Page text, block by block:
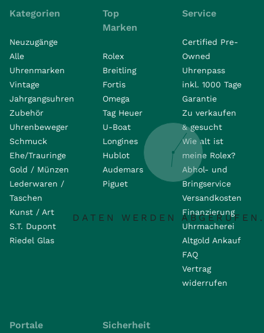
DATEN WERDEN
Kategorien
Neuzugänge
Alle
Uhrenmarken
Vintage
Jahrgangsuhren
Zubehör
Uhrenbeweger
Schmuck
Ehe/Trauringe
Gold / Münzen
Lederwaren /
Taschen
Kunst / Art
S.T. Dupont
Riedel Glas
Top
Marken
Rolex
Breitling
Fortis
Omega
Tag Heuer
U-Boat
Longines
Hublot
Audemars
Piguet
Service
Certified Pre-
Owned
Uhrenpass
inkl. 1000 Tage
Garantie
Zu verkaufen
& gesucht
Wie alt ist
meine Rolex?
Abhol- und
Bringservice
Versandkosten
Finanzierung
Uhrmacherei
Altgold Ankauf
FAQ
Vertrag
widerrufen
Portale Sicherheit